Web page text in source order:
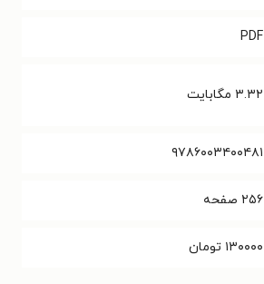
PDF
۳.۳۲ مگابایت
۹۷۸۶۰۰۳۴۰۰۴۸۱
۲۵۶ صفحه
۱۳۰۰۰۰ تومان